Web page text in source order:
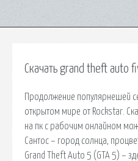
Скачать grand theft auto
Продолжение популярнешей
открытом мире от Rockstar.
на пк с рабочим онлайном
Сантос – город солнца,
Grand Theft Auto 5 (GTA 5) –